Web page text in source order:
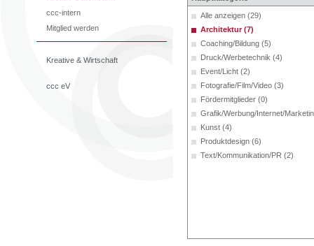
ccc-intern
Mitglied werden
Kreative & Wirtschaft
ccc eV
Alle anzeigen (29)
Architektur (7)
Coaching/Bildung (5)
Druck/Werbetechnik (4)
Event/Licht (2)
Fotografie/Film/Video (3)
Fördermitglieder (0)
Grafik/Werbung/Internet/
Kunst (4)
Produktdesign (6)
Text/Kommunikation/PR (2)